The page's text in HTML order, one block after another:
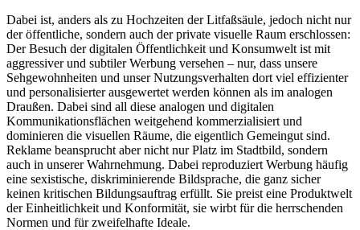
Dabei ist, anders als zu Hochzeiten der Litfaßsäule, jedoch nicht nur
der öffentliche, sondern auch der private visuelle Raum erschlossen:
Der Besuch der digitalen Öffentlichkeit und Konsumwelt ist mit
aggressiver und subtiler Werbung versehen – nur, dass unsere
Sehgewohnheiten und unser Nutzungsverhalten dort viel effizienter
und personalisierter ausgewertet werden können als im analogen
Draußen. Dabei sind all diese analogen und digitalen
Kommunikationsflächen weitgehend kommerzialisiert und
dominieren die visuellen Räume, die eigentlich Gemeingut sind.
Reklame beansprucht aber nicht nur Platz im Stadtbild, sondern
auch in unserer Wahrnehmung. Dabei reproduziert Werbung häufig
eine sexistische, diskriminierende Bildsprache, die ganz sicher
keinen kritischen Bildungsauftrag erfüllt. Sie preist eine Produktwelt
der Einheitlichkeit und Konformität, sie wirbt für die herrschenden
Normen und für zweifelhafte Ideale.